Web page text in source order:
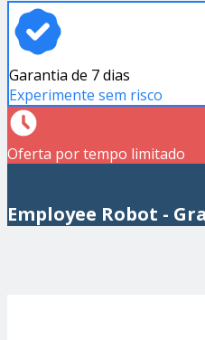
Garantia de 7 dias
Experimente sem risco
Oferta por tempo limitado
Employee Robot -